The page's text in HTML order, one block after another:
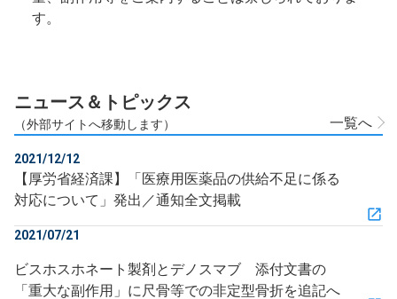
す。
ニュース＆トピックス
（外部サイトへ移動します） 一覧へ
2021/12/12
【厚労省経済課】「医療用医薬品の供給不足に係る
対応について」発出／通知全文掲載
2021/07/21
ビスホスホネート製剤とデノスマブ 添付文書の
「重大な副作用」に尺骨等での非定型骨折を追記へ